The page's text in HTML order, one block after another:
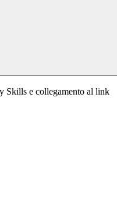
Skills e collegamento al link